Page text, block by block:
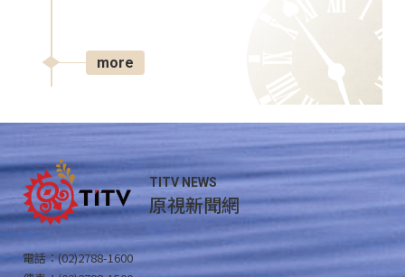
more
TITV NEWS
原視新聞網
電話：(02)2788-1600